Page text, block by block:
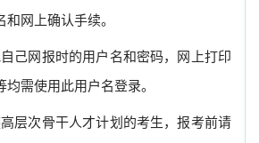
网上确认手续。
己网报时的用户名和密码，网上打印
需使用此用户名登录。
层次骨干人才计划的考生，报考前请